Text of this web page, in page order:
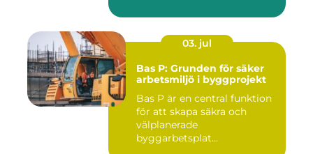
03. jul
Bas P: Grunden för säker
arbetsmiljö i byggprojekt
Bas P är en central funktion
för att skapa säkra och
välplanerade
byggarbetsplat...